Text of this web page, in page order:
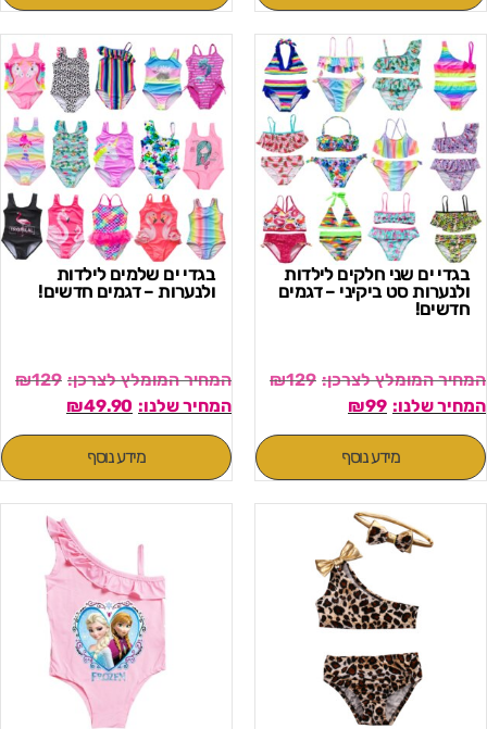
בגדי ים שני חלקים לילדות
ולנערות סט ביקיני – דגמים
חדשים!
₪129
₪99
מידע נוסף
בגדי ים שלמים לילדות
ולנערות – דגמים חדשים!
₪129
₪49.90
מידע נוסף